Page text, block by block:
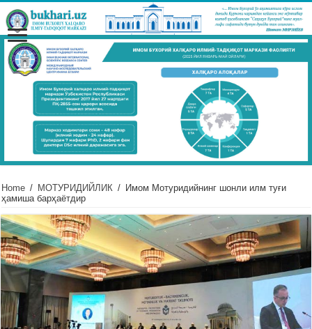
Home / МОТУРИДИЙЛИК / Имом Мотуридийнинг шонли илм туғи
ҳамиша барҳаётдир